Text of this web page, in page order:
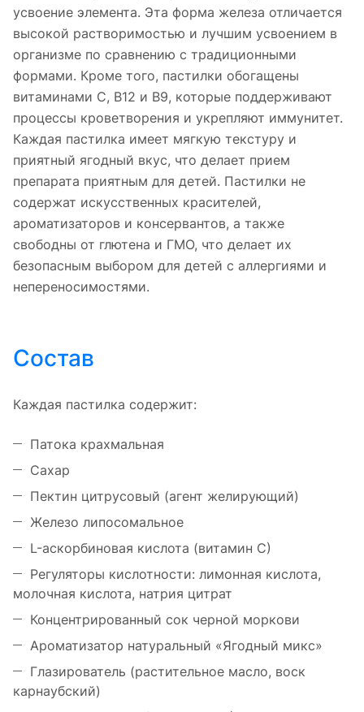
усвоение элемента. Эта форма железа отличается
высокой растворимостью и лучшим усвоением в
организме по сравнению с традиционными
формами. Кроме того, пастилки обогащены
витаминами С, В12 и В9, которые поддерживают
процессы кроветворения и укрепляют иммунитет.
Каждая пастилка имеет мягкую текстуру и
приятный ягодный вкус, что делает прием
препарата приятным для детей. Пастилки не
содержат искусственных красителей,
ароматизаторов и консервантов, а также
свободны от глютена и ГМО, что делает их
безопасным выбором для детей с аллергиями и
непереносимостями.
Состав
Каждая пастилка содержит:
Патока крахмальная
Сахар
Пектин цитрусовый (агент желирующий)
Железо липосомальное
L-аскорбиновая кислота (витамин С)
Регуляторы кислотности: лимонная кислота,
молочная кислота, натрия цитрат
Концентрированный сок черной моркови
Ароматизатор натуральный «Ягодный микс»
Глазирователь (растительное масло, воск
карнаубский)